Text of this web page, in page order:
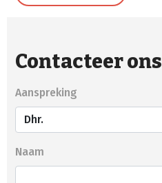
Contacteer ons
Aanspreking
Naam